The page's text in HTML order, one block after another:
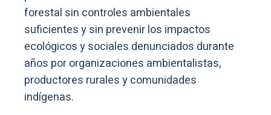
forestal sin controles ambientales
suficientes y sin prevenir los impactos
ecológicos y sociales denunciados durante
años por organizaciones ambientalistas,
productores rurales y comunidades
indígenas.